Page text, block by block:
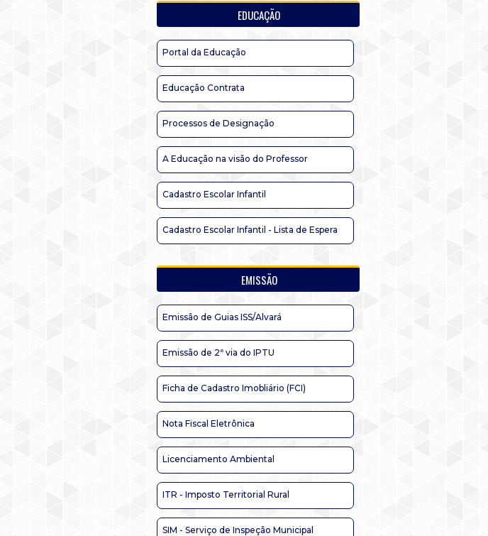
EDUCAÇÃO
Portal da Educação
Educação Contrata
Processos de Designação
A Educação na visão do Professor
Cadastro Escolar Infantil
Cadastro Escolar Infantil - Lista de Espera
EMISSÃO
Emissão de Guias ISS/Alvará
Emissão de 2ª via do IPTU
Ficha de Cadastro Imobliário (FCI)
Nota Fiscal Eletrônica
Licenciamento Ambiental
ITR - Imposto Territorial Rural
SIM - Serviço de Inspeção Municipal